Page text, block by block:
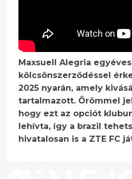
Maxsuell Alegria egyéves
kölcsönszerződéssel
2025 nyarán, amely
tartalmazott. Örömmel
hogy ezt az opciót
lehívta, így a brazil
hivatalosan is a ZTE FC